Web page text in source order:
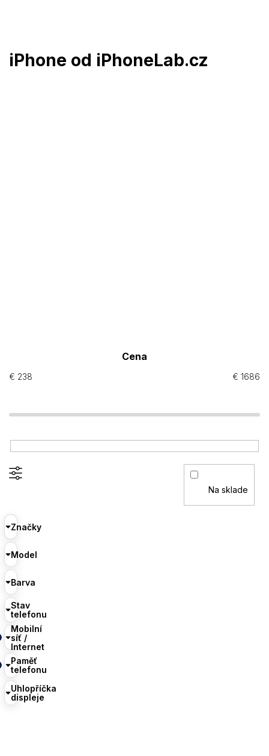
iPhone od iPhoneLab.cz
Cena
€ 238 € 1686
Na sklade
Značky
Model
Barva
Stav
telefonu
Mobilní
síť /
Internet
Paměť
telefonu
Uhlopříčka
displeje